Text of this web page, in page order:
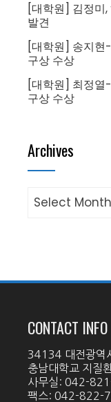
[대학원] 김정미
발견
[대학원] 송지
구상 수상
[대학원] 최정
구상 수상
Archives
CONTACT INFO
34134 대전광역
충남대학교 지질
사무실: 042-
팩스: 042-822-